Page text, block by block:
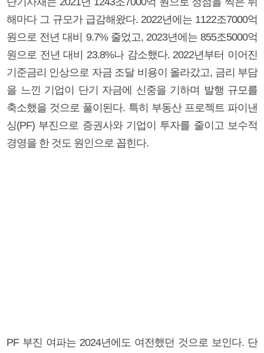
해마다 그 규모가 급감해왔다. 2022년에는 1122조7000억
원으로 전년 대비 9.7% 줄었고, 2023년에는 855조5000억
원으로 전년 대비 23.8%나 감소했다. 2022년부터 이어진
기준금리 인상으로 자금 조달 비용이 올라갔고, 금리 부담
을 느낀 기업이 단기 자금에 신중을 기하며 발행 규모를
축소했을 것으로 풀이된다. 특히 부동산 프로젝트 파이낸
싱(PF) 부진으로 증권사와 기업이 투자를 줄이고 보수적
경영을 한 것도 원인으로 꼽힌다.
PF 부진 여파는 2024년에도 여전했던 것으로 보인다. 단